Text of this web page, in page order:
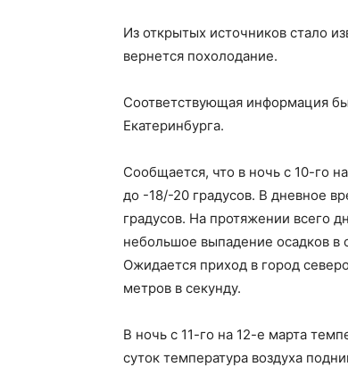
Из открытых источников стало
вернется похолодание.
Соответствующая информация
Екатеринбурга.
Сообщается, что в ночь с 10-го
до -18/-20 градусов. В дневное
градусов. На протяжении всего
небольшое выпадение осадков в
Ожидается приход в город
метров в секунду.
В ночь с 11-го на 12-е марта
суток температура воздуха